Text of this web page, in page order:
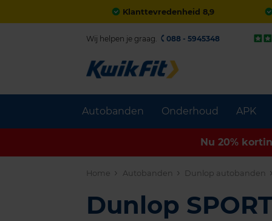
Klanttevredenheid 8,9
Autobanden Onderhoud APK
Wij helpen je graag. 088 - 5945348
Nu 20%
Home Autobanden Dunlop autobanden
Dunlop